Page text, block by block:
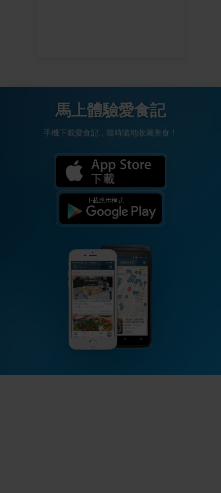
馬上體驗愛食記
手機下載愛食記，隨時隨地收藏美食！